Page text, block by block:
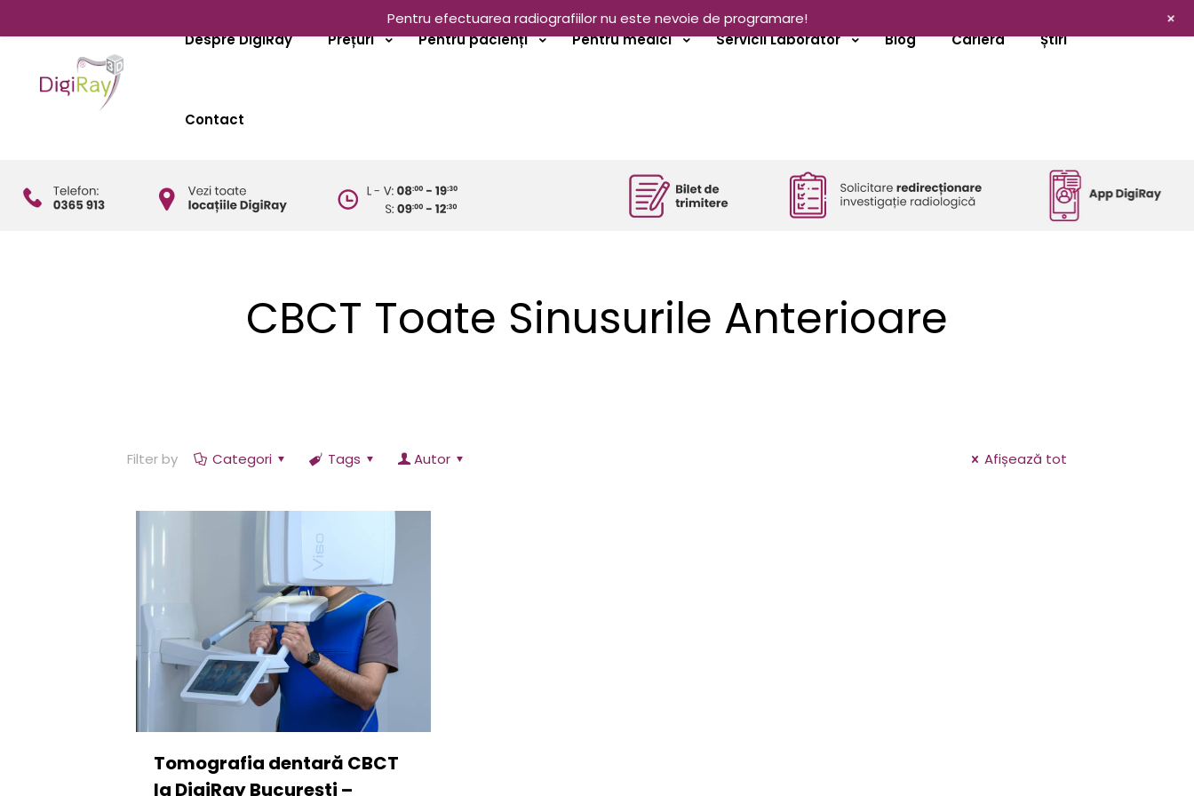
Despre DigiRay Prețuri Pentru pacienți Pentru medici Servicii Laborator Blog Cariera Știri
Contact
CBCT Toate Sinusurile Anterioare
Filter by Categori Tags Autor Afișează tot
Tomografia dentară CBCT
la DigiRay București –
Pentru efectuarea radiografiilor nu este nevoie de programare! +